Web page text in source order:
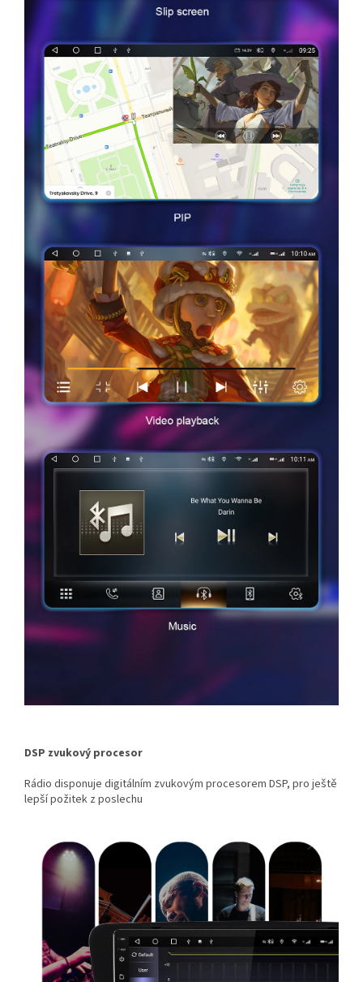
DSP zvukový procesor
Rádio disponuje digitálním zvukovým procesorem DSP, pro ještě
lepší požitek z poslechu